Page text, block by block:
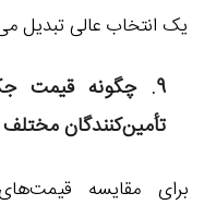
یک انتخاب عالی تبدیل
9. چگونه قیمت
تأمین‌کنندگان
برای مقایسه